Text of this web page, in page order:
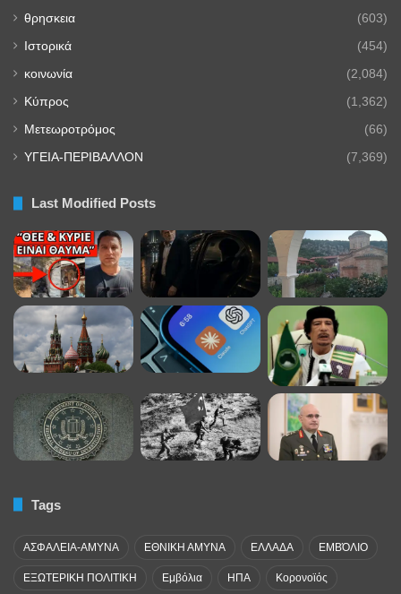
θρησκεια (603)
Ιστορικά (454)
κοινωνία (2,084)
Κύπρος (1,362)
Μετεωροτρόμος (66)
ΥΓΕΙΑ-ΠΕΡΙΒΑΛΛΟΝ (7,369)
Last Modified Posts
Tags
ΑΣΦΑΛΕΙΑ-ΑΜΥΝΑ ΕΘΝΙΚΗ ΑΜΥΝΑ ΕΛΛΑΔΑ ΕΜΒΌΛΙΟ
ΕΞΩΤΕΡΙΚΗ ΠΟΛΙΤΙΚΗ Εμβόλια ΗΠΑ Κορονοϊός